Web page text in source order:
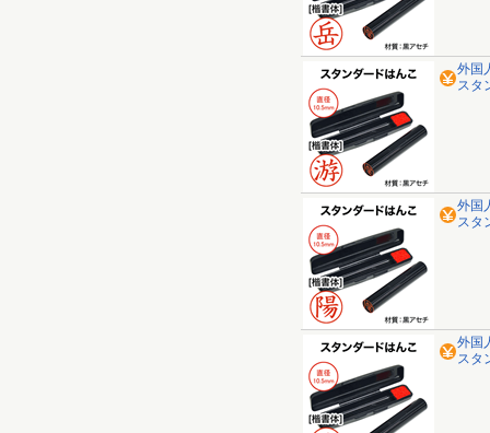
外国
スタ
外国
スタ
外国
スタ